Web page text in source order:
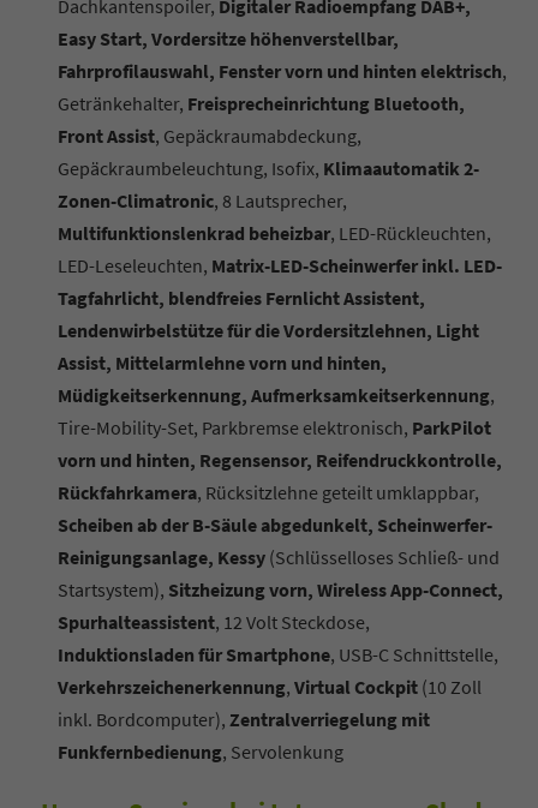
Dachkantenspoiler, Digitaler Radioempfang DAB+,
Easy Start, Vordersitze höhenverstellbar,
Fahrprofilauswahl, Fenster vorn und hinten elektrisch,
Getränkehalter, Freisprecheinrichtung Bluetooth,
Front Assist, Gepäckraumabdeckung,
Gepäckraumbeleuchtung, Isofix, Klimaautomatik 2-
Zonen-Climatronic, 8 Lautsprecher,
Multifunktionslenkrad beheizbar, LED-Rückleuchten,
LED-Leseleuchten, Matrix-LED-Scheinwerfer inkl. LED-
Tagfahrlicht, blendfreies Fernlicht Assistent,
Lendenwirbelstütze für die Vordersitzlehnen, Light
Assist, Mittelarmlehne vorn und hinten,
Müdigkeitserkennung, Aufmerksamkeitserkennung,
Tire-Mobility-Set, Parkbremse elektronisch, ParkPilot
vorn und hinten, Regensensor, Reifendruckkontrolle,
Rückfahrkamera, Rücksitzlehne geteilt umklappbar,
Scheiben ab der B-Säule abgedunkelt, Scheinwerfer-
Reinigungsanlage, Kessy (Schlüsselloses Schließ- und
Startsystem), Sitzheizung vorn, Wireless App-Connect,
Spurhalteassistent, 12 Volt Steckdose,
Induktionsladen für Smartphone, USB-C Schnittstelle,
Verkehrszeichenerkennung, Virtual Cockpit (10 Zoll
inkl. Bordcomputer), Zentralverriegelung mit
Funkfernbedienung, Servolenkung